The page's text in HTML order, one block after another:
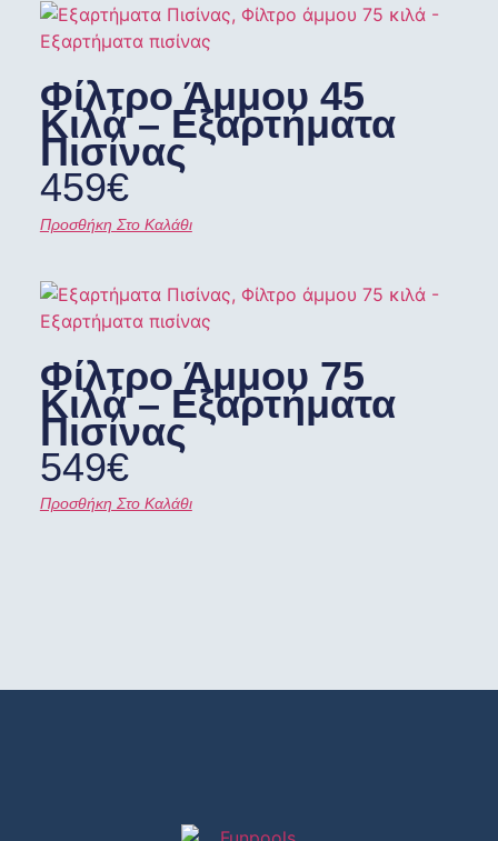
Φίλτρο Άμμου 45
Κιλά – Εξαρτήματα
Πισίνας
459€
Προσθήκη Στο Καλάθι
Φίλτρο Άμμου 75
Κιλά – Εξαρτήματα
Πισίνας
549€
Προσθήκη Στο Καλάθι